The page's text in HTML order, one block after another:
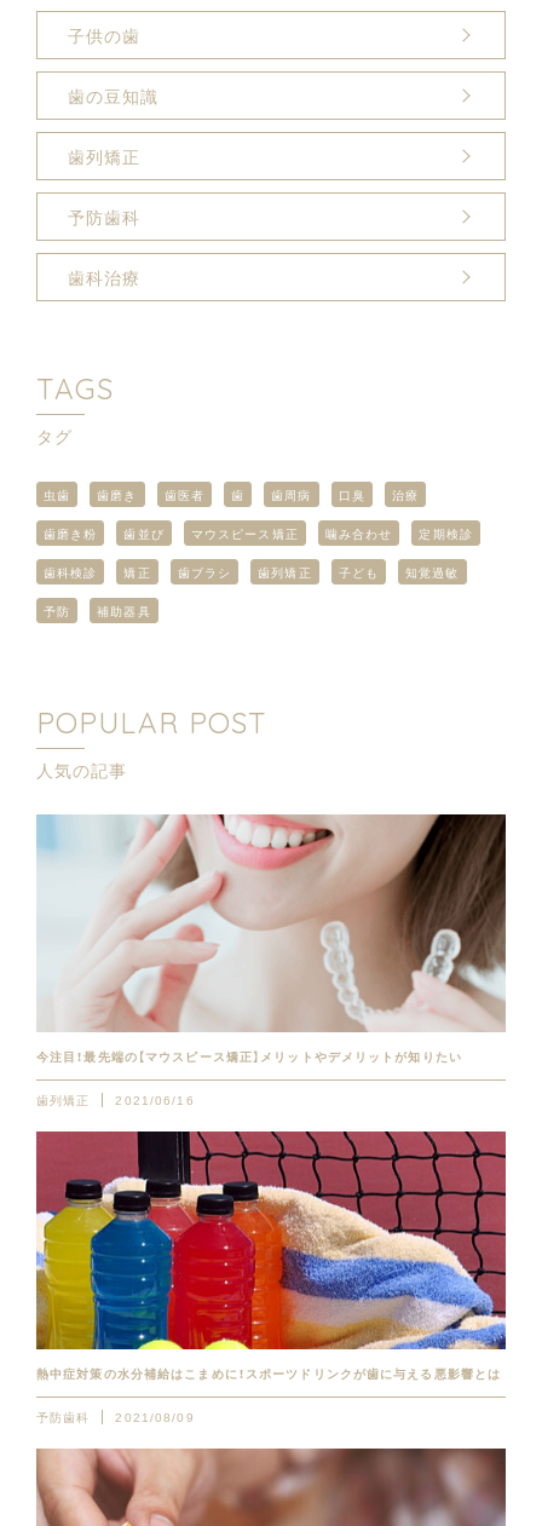
子供の歯
歯の豆知識
歯列矯正
予防歯科
歯科治療
TAGS
タグ
虫歯 歯磨き 歯医者 歯 歯周病 口臭 治療
歯磨き粉 歯並び マウスピース矯正 噛み合わせ 定期検診
歯科検診 矯正 歯ブラシ 歯列矯正 子ども 知覚過敏
予防 補助器具
POPULAR POST
人気の記事
今注目！最先端の【マウスピース矯正】メリットやデメリットが知りたい
歯列矯正 2021/06/16
熱中症対策の水分補給はこまめに！スポーツドリンクが歯に与える悪影響とは
予防歯科 2021/08/09